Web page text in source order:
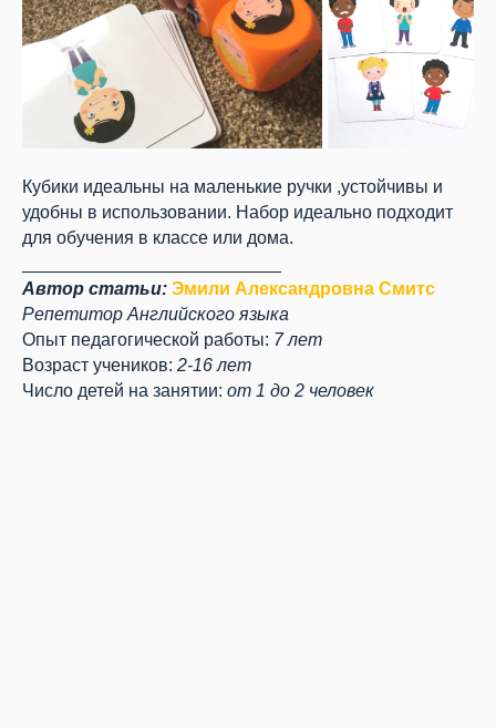
Кубики идеальны на маленькие ручки ,устойчивы и
удобны в использовании. Набор идеально подходит
для обучения в классе или дома.
Автор статьи: Эмили Александровна Смитс
Репетитор Английского языка
Опыт педагогической работы: 7 лет
Возраст учеников: 2-16 лет
Число детей на занятии: от 1 до 2 человек